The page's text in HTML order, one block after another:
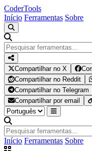
CoderTools
Início Ferramentas Sobre
Compartilhar no X
Compartilhar no Reddit
Compartilhar no Telegram
Compartilhar por email
Início Ferramentas Sobre